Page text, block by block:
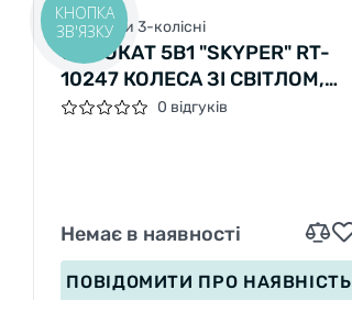
Самокати 3-колісні
САМОКАТ 5В1 "SKYPER" RT-
10247 КОЛЕСА ЗІ СВІТЛОМ,
УКР ОЗВУЧУВАННЯ ТА
0 відгуків
Немає в наявності
ПОВІДОМИТИ ПРО НАЯВНІСТЬ
КНОПКА
ЗВ'ЯЗКУ